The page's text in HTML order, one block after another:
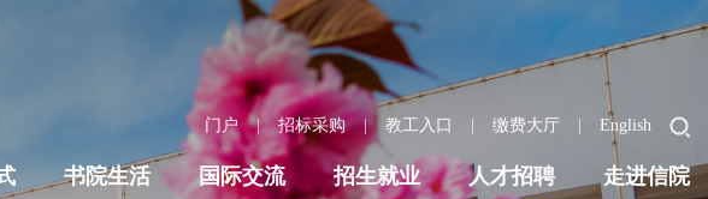
门户 | 招标采购 | 教工入口 | 缴费大厅 | English
书院生活 国际交流 招生就业 人才招聘 走进信院